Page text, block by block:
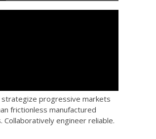
strategize progressive markets
frictionless manufactured
Collaboratively engineer reliable.